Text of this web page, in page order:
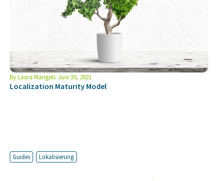
ByLaura Mangels Juni 30, 2021
Localization Maturity Model
Guides Lokalisierung